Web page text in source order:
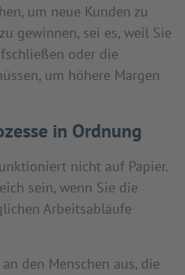
um neue Kunden zu
gewinnen, sei es, weil Sie
oder die
um höhere Margen
in Ordnung
nicht auf Papier.
sein, wenn Sie die
Arbeitsabläufe
den Menschen aus, die